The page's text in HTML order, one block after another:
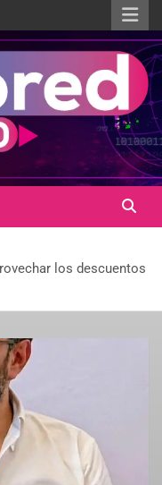
los descuentos